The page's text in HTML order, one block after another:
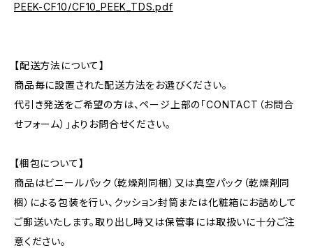
PEEK-CF10/CF10_PEEK_TDS.pdf
【配送方法について】
商品毎に設置された配送方法をお選びください。
代引き発送をご希望の方は、ページ上部の「CONTACT（お問合
せフォーム）」よりお問合せください。
【梱包について】
商品はビニールパック（乾燥剤同梱）又は真空パック（乾燥剤同
梱）による包装を行い、クッション封筒または化粧箱にお詰めして
ご郵送いたします。取り出し時又は保管事には取扱いに十分ご注
意ください。